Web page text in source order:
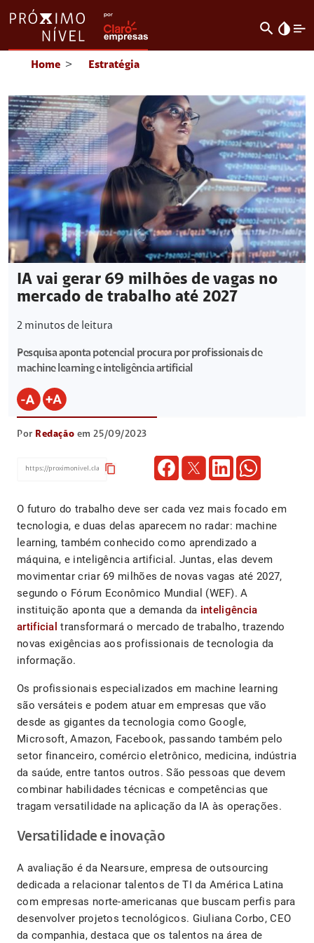
search invert_colors
Home > Estratégia
IA vai gerar 69 milhões de vagas no
mercado de trabalho até 2027
2 minutos de leitura
Pesquisa aponta potencial procura por profissionais de
machine learning e inteligência artificial
Por Redação em 25/09/2023
content_copy
O futuro do trabalho deve ser cada vez mais focado em
tecnologia, e duas delas aparecem no radar: machine
learning, também conhecido como aprendizado a
máquina, e inteligência artificial. Juntas, elas devem
movimentar criar 69 milhões de novas vagas até 2027,
segundo o Fórum Econômico Mundial (WEF). A
instituição aponta que a demanda da inteligência
artificialtransformará o mercado de trabalho, trazendo
novas exigências aos profissionais de tecnologia da
informação.
Os profissionais especializados em machine learning
são versáteis e podem atuar em empresas que vão
desde as gigantes da tecnologia como Google,
Microsoft, Amazon, Facebook, passando também pelo
setor financeiro, comércio eletrônico, medicina, indústria
da saúde, entre tantos outros. São pessoas que devem
combinar habilidades técnicas e competências que
tragam versatilidade na aplicação da IA às operações.
Versatilidade e inovação
A avaliação é da Nearsure, empresa de outsourcing
dedicada a relacionar talentos de TI da América Latina
com empresas norte-americanas que buscam perfis para
desenvolver projetos tecnológicos. Giuliana Corbo, CEO
da companhia, destaca que os talentos na área de